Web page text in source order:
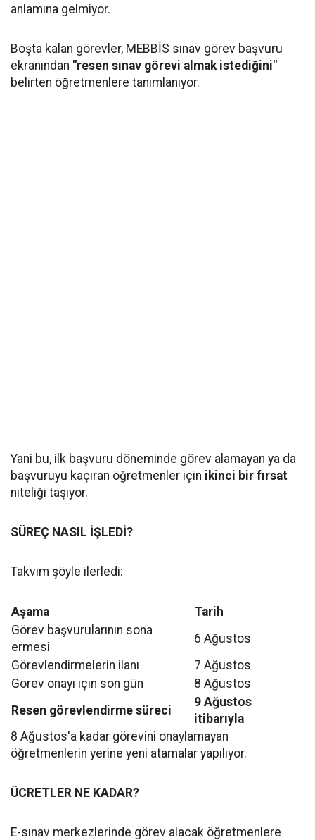
anlamına gelmiyor.
Boşta kalan görevler, MEBBİS sınav görev başvuru
ekranından "resen sınav görevi almak istediğini"
belirten öğretmenlere tanımlanıyor.
Yani bu, ilk başvuru döneminde görev alamayan ya da
başvuruyu kaçıran öğretmenler için ikinci bir fırsat
niteliği taşıyor.
SÜREÇ NASIL İŞLEDİ?
Takvim şöyle ilerledi:
Aşama
Tarih
Görev başvurularının sona
ermesi
6 Ağustos
Görevlendirmelerin ilanı
7 Ağustos
Görev onayı için son gün
8 Ağustos
Resen görevlendirme süreci
9 Ağustos
itibarıyla
8 Ağustos'a kadar görevini onaylamayan
öğretmenlerin yerine yeni atamalar yapılıyor.
ÜCRETLER NE KADAR?
E-sınav merkezlerinde görev alacak öğretmenlere